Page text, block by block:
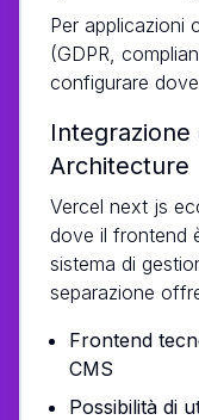
Per applicazioni
(GDPR,
configurare
Integrazione
Architecture
Vercel next js
dove il frontend
sistema di
separazione
Frontend
CMS
Possibilità di